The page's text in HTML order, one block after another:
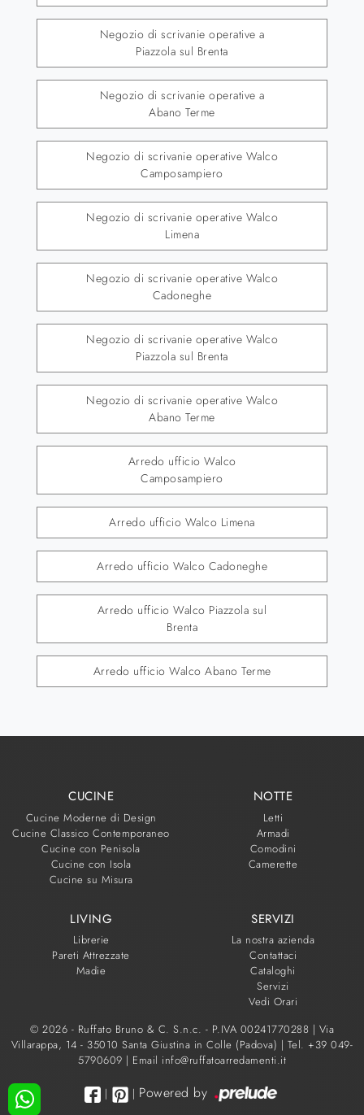
Negozio di scrivanie operative a
Piazzola sul Brenta
Negozio di scrivanie operative a
Abano Terme
Negozio di scrivanie operative Walco
Camposampiero
Negozio di scrivanie operative Walco
Limena
Negozio di scrivanie operative Walco
Cadoneghe
Negozio di scrivanie operative Walco
Piazzola sul Brenta
Negozio di scrivanie operative Walco
Abano Terme
Arredo ufficio Walco
Camposampiero
Arredo ufficio Walco Limena
Arredo ufficio Walco Cadoneghe
Arredo ufficio Walco Piazzola sul
Brenta
Arredo ufficio Walco Abano Terme
CUCINE
Cucine Moderne di Design
Cucine Classico Contemporaneo
Cucine con Penisola
Cucine con Isola
Cucine su Misura
NOTTE
Letti
Armadi
Comodini
Camerette
LIVING
Librerie
Pareti Attrezzate
Madie
SERVIZI
La nostra azienda
Contattaci
Cataloghi
Servizi
Vedi Orari
© 2026 - Ruffato Bruno & C. S.n.c. - P.IVA 00241770288 | Via
Villarappa, 14 - 35010 Santa Giustina in Colle (Padova) | Tel. +39 049-
5790609 | Email info@ruffatoarredamenti.it
| | Powered by